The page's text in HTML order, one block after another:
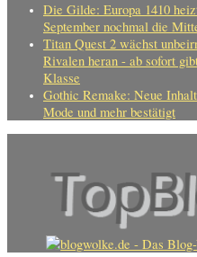
Die Gilde: Europa 1410
September nochmal die
Titan Quest 2 wächst
Rivalen heran - ab sofort
Klasse
Gothic Remake: Neue
Mode und mehr bestätigt